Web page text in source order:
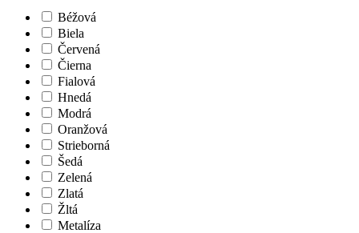
Béžová
Biela
Červená
Čierna
Fialová
Hnedá
Modrá
Oranžová
Strieborná
Šedá
Zelená
Zlatá
Žltá
Metalíza